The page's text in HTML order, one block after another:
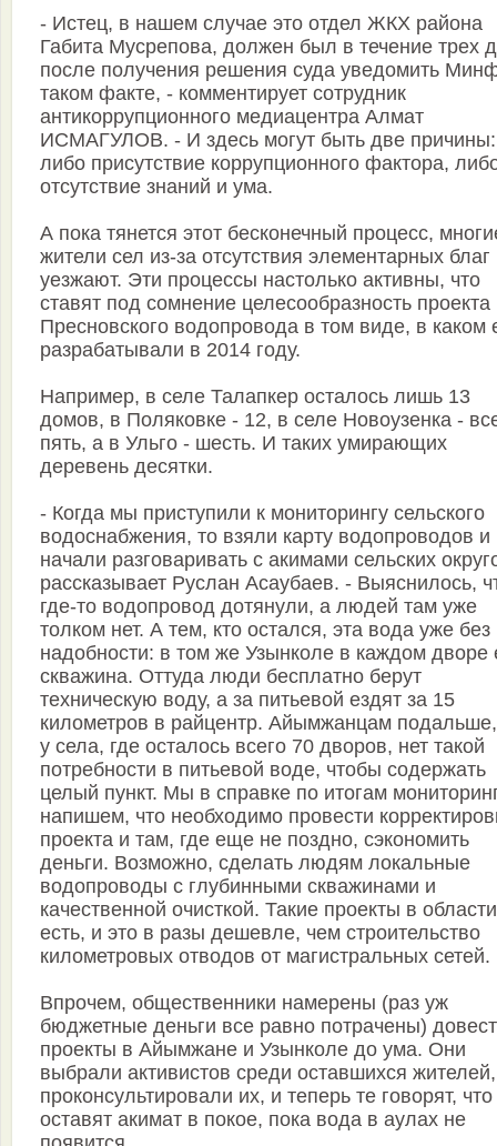
- Истец, в нашем случае это отдел ЖКХ района
Габита Мусрепова, должен был в течение трех
после получения решения суда уведомить
таком факте, - комментирует сотрудник
антикоррупционного медиацентра Алмат
ИСМАГУЛОВ. - И здесь могут быть две причины:
либо присутствие коррупционного фактора,
отсутствие знаний и ума.
А пока тянется этот бесконечный процесс,
жители сел из-за отсутствия элементарных благ
уезжают. Эти процессы настолько активны, что
ставят под сомнение целесообразность проекта
Пресновского водопровода в том виде, в каком
разрабатывали в 2014 году.
Например, в селе Талапкер осталось лишь 13
домов, в Поляковке - 12, в селе Новоузенка -
пять, а в Ульго - шесть. И таких умирающих
деревень десятки.
- Когда мы приступили к мониторингу сельского
водоснабжения, то взяли карту водопроводов и
начали разговаривать с акимами сельских
рассказывает Руслан Асаубаев. - Выяснилось,
где-то водопровод дотянули, а людей там уже
толком нет. А тем, кто остался, эта вода уже без
надобности: в том же Узынколе в каждом дворе
скважина. Оттуда люди бесплатно берут
техническую воду, а за питьевой ездят за 15
километров в райцентр. Айымжанцам
у села, где осталось всего 70 дворов, нет такой
потребности в питьевой воде, чтобы содержать
целый пункт. Мы в справке по итогам
напишем, что необходимо провести
проекта и там, где еще не поздно, сэкономить
деньги. Возможно, сделать людям локальные
водопроводы с глубинными скважинами и
качественной очисткой. Такие проекты в области
есть, и это в разы дешевле, чем строительство
километровых отводов от магистральных сетей.
Впрочем, общественники намерены (раз уж
бюджетные деньги все равно потрачены)
проекты в Айымжане и Узынколе до ума. Они
выбрали активистов среди оставшихся жителей,
проконсультировали их, и теперь те говорят,
оставят акимат в покое, пока вода в аулах не